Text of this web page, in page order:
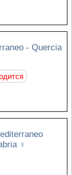
- Quercia
♀